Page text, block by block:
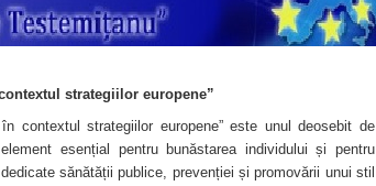
strategiilor europene”
contextul strategiilor europene” este unul deosebit de
esențial pentru bunăstarea individului și pentru
sănătății publice, prevenției și promovării unui stil